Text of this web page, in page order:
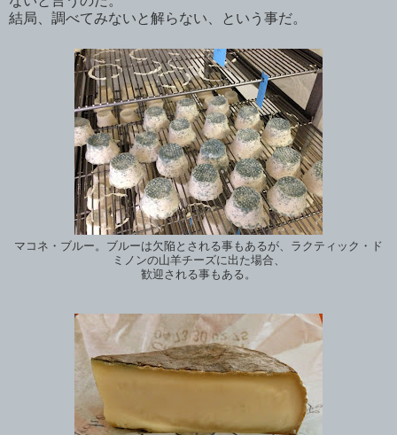
結局、調べてみないと解らない、という事だ。
マコネ・ブルー。ブルーは欠陥とされる事もあるが、ラクティック・ド
ミノンの山羊チーズに出た場合、
歓迎される事もある。